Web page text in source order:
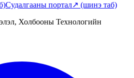
Судалгааны портал↗ (шинэ таб)
Холбооны Технологийн